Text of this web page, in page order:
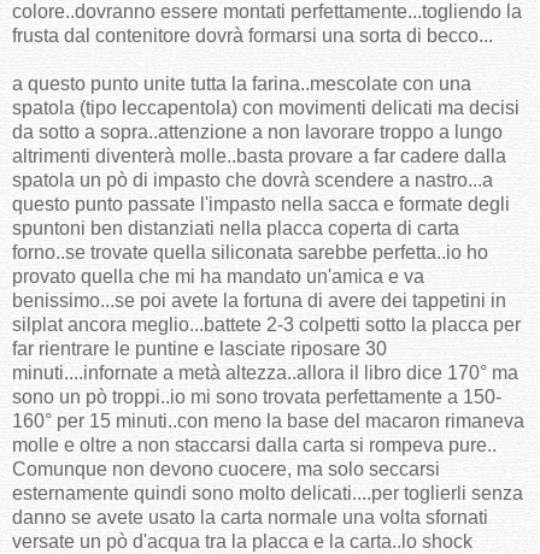
colore..dovranno essere montati perfettamente...togliendo la
frusta dal contenitore dovrà formarsi una sorta di becco...
a questo punto unite tutta la farina..mescolate con una
spatola (tipo leccapentola) con movimenti delicati ma decisi
da sotto a sopra..attenzione a non lavorare troppo a lungo
altrimenti diventerà molle..basta provare a far cadere dalla
spatola un pò di impasto che dovrà scendere a nastro...a
questo punto passate l'impasto nella sacca e formate degli
spuntoni ben distanziati nella placca coperta di carta
forno..se trovate quella siliconata sarebbe perfetta..io ho
provato quella che mi ha mandato un'amica e va
benissimo...se poi avete la fortuna di avere dei tappetini in
silplat ancora meglio...battete 2-3 colpetti sotto la placca per
far rientrare le puntine e lasciate riposare 30
minuti....infornate a metà altezza..allora il libro dice 170° ma
sono un pò troppi..io mi sono trovata perfettamente a 150-
160° per 15 minuti..con meno la base del macaron rimaneva
molle e oltre a non staccarsi dalla carta si rompeva pure..
Comunque non devono cuocere, ma solo seccarsi
esternamente quindi sono molto delicati....per toglierli senza
danno se avete usato la carta normale una volta sfornati
versate un pò d'acqua tra la placca e la carta..lo shock